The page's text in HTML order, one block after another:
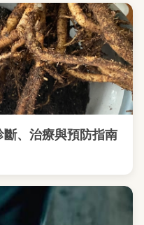
、治療與預防指南